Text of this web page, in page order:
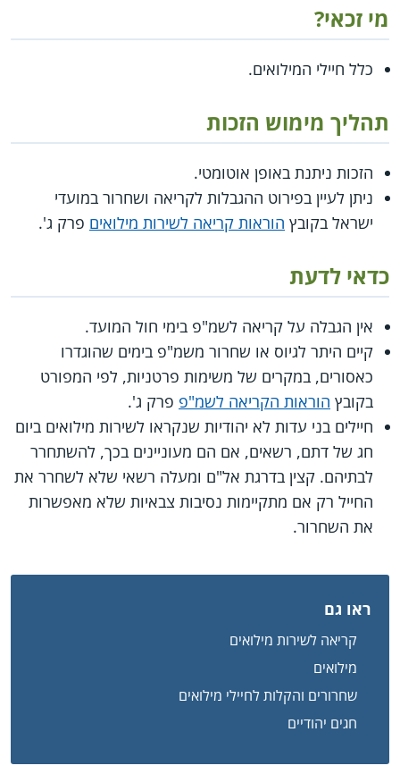
מי זכאי?
כלל חיילי המילואים.
תהליך מימוש הזכות
הזכות ניתנת באופן אוטומטי.
ניתן לעיין בפירוט ההגבלות לקריאה ושחרור במועדי
ישראל בקובץ הוראות קריאה לשירות מילואים פרק ג'.
כדאי לדעת
אין הגבלה על קריאה לשמ"פ בימי חול המועד.
קיים היתר לגיוס או שחרור משמ"פ בימים שהוגדרו
כאסורים, במקרים של משימות פרטניות, לפי המפורט
בקובץ הוראות הקריאה לשמ"פ פרק ג'.
חיילים בני עדות לא יהודיות שנקראו לשירות מילואים ביום
חג של דתם, רשאים, אם הם מעוניינים בכך, להשתחרר
לבתיהם. קצין בדרגת אל"ם ומעלה רשאי שלא לשחרר את
החייל רק אם מתקיימות נסיבות צבאיות שלא מאפשרות
את השחרור.
ראו גם
קריאה לשירות מילואים
מילואים
שחרורים והקלות לחיילי מילואים
חגים יהודיים